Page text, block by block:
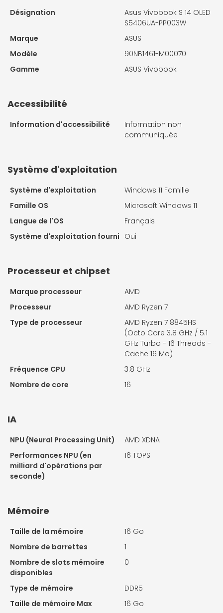
Désignation
Asus Vivobook S 14 OLED
S5406UA-PP003W
Marque
ASUS
Modèle
90NB1461-M00070
Gamme
ASUS Vivobook
Accessibilité
Information d'accessibilité
Information non
communiquée
Système d'exploitation
Système d'exploitation
Windows 11 Famille
Famille OS
Microsoft Windows 11
Langue de l'OS
Français
Système d'exploitation fourni Oui
Processeur et chipset
Marque processeur
AMD
Processeur
AMD Ryzen 7
Type de processeur
AMD Ryzen 7 8845HS
(Octo Core 3.8 GHz / 5.1
GHz Turbo - 16 Threads -
Cache 16 Mo)
Fréquence CPU
3.8 GHz
Nombre de core
16
IA
NPU (Neural Processing Unit)
AMD XDNA
Performances NPU (en
milliard d'opérations par
seconde)
16 TOPS
Mémoire
Taille de la mémoire
16 Go
Nombre de barrettes
1
Nombre de slots mémoire
disponibles
0
Type de mémoire
DDR5
Taille de mémoire Max
16 Go